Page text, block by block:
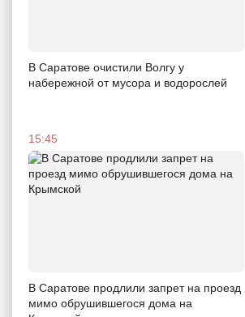
В Саратове очистили Волгу у
набережной от мусора и водорослей
15:45
В Саратове продлили запрет на проезд
мимо обрушившегося дома на